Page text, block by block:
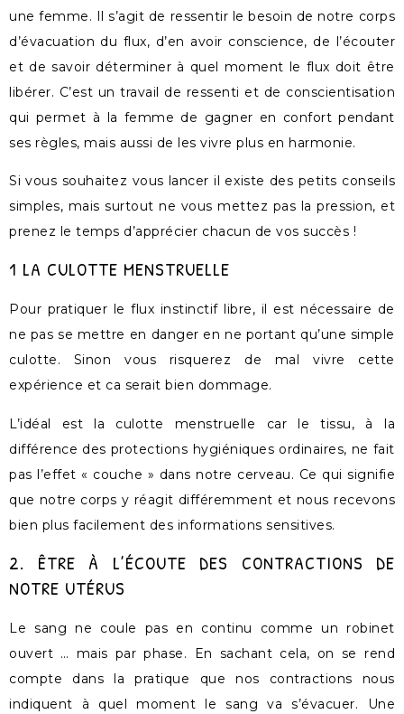
une femme. Il s’agit de ressentir le besoin de notre corps
d’évacuation du flux, d’en avoir conscience, de l’écouter
et de savoir déterminer à quel moment le flux doit être
libérer. C’est un travail de ressenti et de conscientisation
qui permet à la femme de gagner en confort pendant
ses règles, mais aussi de les vivre plus en harmonie.
Si vous souhaitez vous lancer il existe des petits conseils
simples, mais surtout ne vous mettez pas la pression, et
prenez le temps d’apprécier chacun de vos succès !
1 LA CULOTTE MENSTRUELLE
Pour pratiquer le flux instinctif libre, il est nécessaire de
ne pas se mettre en danger en ne portant qu’une simple
culotte. Sinon vous risquerez de mal vivre cette
expérience et ca serait bien dommage.
L’idéal est la culotte menstruelle car le tissu, à la
différence des protections hygiéniques ordinaires, ne fait
pas l’effet « couche » dans notre cerveau. Ce qui signifie
que notre corps y réagit différemment et nous recevons
bien plus facilement des informations sensitives.
2. ÊTRE À L’ÉCOUTE DES CONTRACTIONS DE
NOTRE UTÉRUS
Le sang ne coule pas en continu comme un robinet
ouvert … mais par phase. En sachant cela, on se rend
compte dans la pratique que nos contractions nous
indiquent à quel moment le sang va s’évacuer. Une